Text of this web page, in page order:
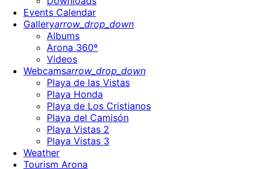
Events Calendar
Galleryarrow_drop_down
Albums
Arona 360º
Videos
Webcamsarrow_drop_down
Playa de las Vistas
Playa Honda
Playa de Los Cristianos
Playa del Camisón
Playa Vistas 2
Playa Vistas 3
Weather
Tourism Arona